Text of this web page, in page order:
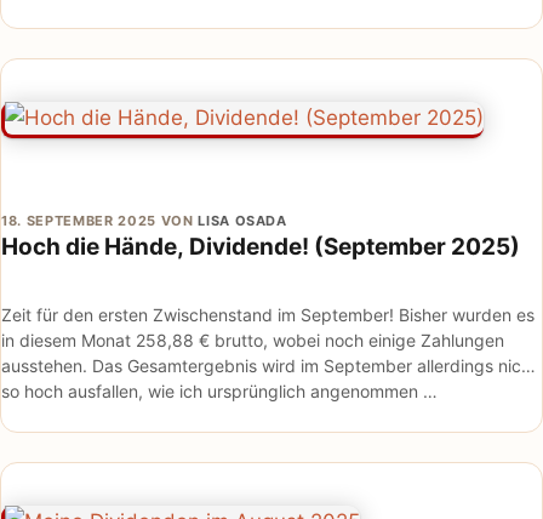
Hoch die Hände, Dividende! (September 2025)
18. SEPTEMBER 2025 VONLISA OSADA
Zeit für den ersten Zwischenstand im September! Bisher wurden es
in diesem Monat 258,88 € brutto, wobei noch einige Zahlungen
ausstehen. Das Gesamtergebnis wird im September allerdings nicht
so hoch ausfallen, wie ich ursprünglich angenommen …